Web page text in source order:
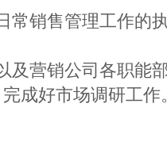
常销售管理工作的
及营销公司各职能
成好市场调研工作